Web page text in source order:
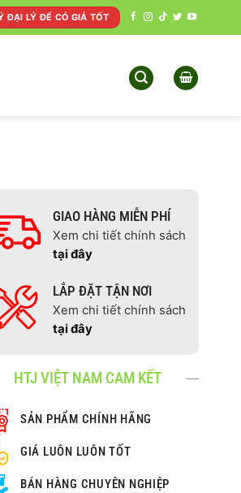
ĐẠI LÝ ĐỂ CÓ GIÁ TỐT
GIAO HÀNG MIỄN PHÍ
Xem chi tiết chính sách
tại đây
LẮP ĐẶT TẬN NƠI
Xem chi tiết chính sách
tại đây
HTJ VIỆT NAM CAM KẾT
SẢN PHẨM CHÍNH HÃNG
GIÁ LUÔN LUÔN TỐT
BÁN HÀNG CHUYÊN NGHIỆP